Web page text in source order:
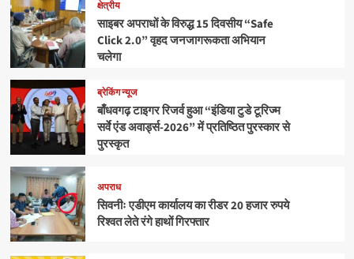
क्षेत्रीय
साइबर अपराधों के विरुद्ध 15 दिवसीय “Safe
Click 2.0” वृहद जनजागरूकता अभियान
चलेगा
ब्रेकिंग न्यूज
बाँधवगढ़ टाइगर रिजर्व हुआ “इंडिया टुडे टूरिज्म
सर्वे एंड अवार्ड्स-2026” में प्रतिष्ठित पुरस्कार से
पुरस्कृत
अपराध
सिवनीः एडीएम कार्यालय का रीडर 20 हजार रुपये
रिश्वत लेते रंगे हाथों गिरफ्तार